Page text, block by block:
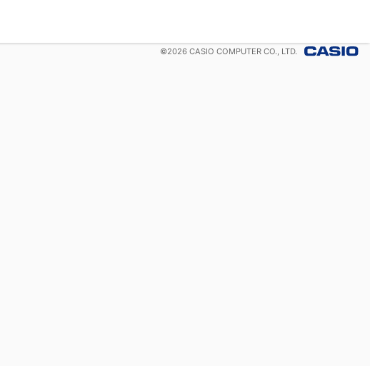
©2026 CASIO COMPUTER CO., LTD.